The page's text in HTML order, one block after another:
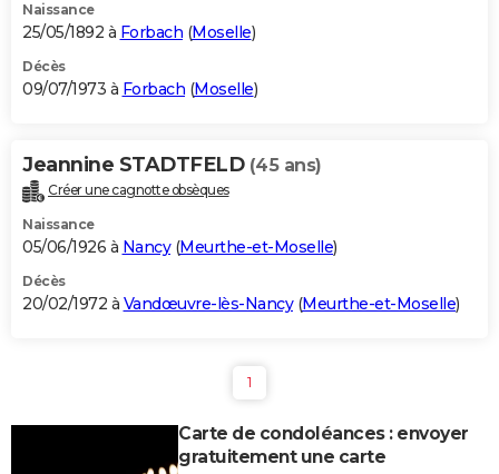
Naissance
25/05/1892 à Forbach (Moselle)
Décès
09/07/1973 à Forbach (Moselle)
Jeannine STADTFELD (45 ans)
Créer une cagnotte obsèques
Naissance
05/06/1926 à Nancy(Meurthe-et-Moselle)
Décès
20/02/1972 à Vandœuvre-lès-Nancy(Meurthe-et-Moselle)
1
Carte de condoléances : envoyer
gratuitement une carte